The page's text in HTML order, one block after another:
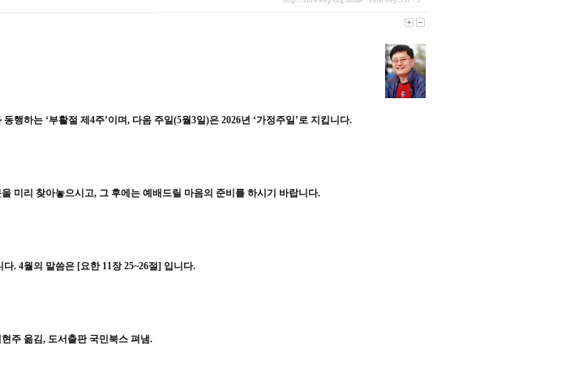
동행하는 ‘부활절 제 4주’이며, 다음 주일(5월3일)은 2026년 ‘가정주일’로 지킵니다.
미리 찾아놓으시고, 그 후에는 예배드릴 마음의 준비를 하시기 바랍니다.
다. 4월의 말씀은 [요한 11장25~26절] 입니다.
현주 옮김, 도서출판 국민북스 펴냄.